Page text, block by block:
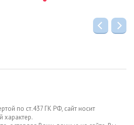
по ст.437 ГК РФ, сайт носит